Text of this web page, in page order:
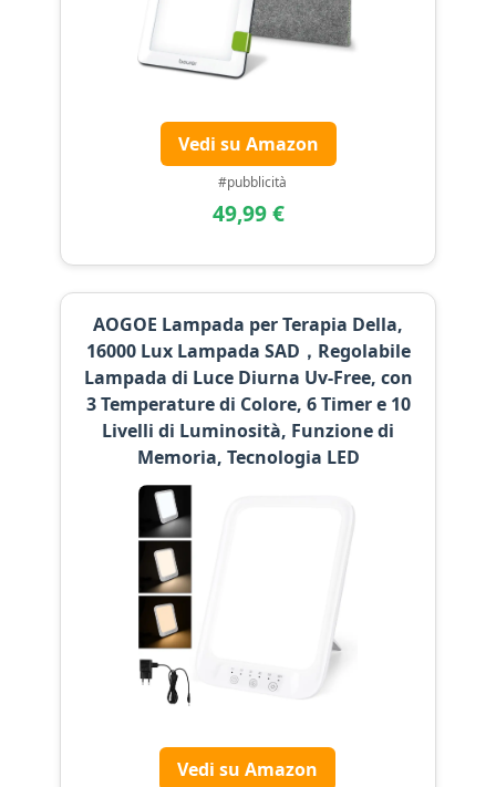
Vedi su Amazon
#pubblicità
49,99 €
AOGOE Lampada per Terapia Della,
16000 Lux Lampada SAD，Regolabile
Lampada di Luce Diurna Uv-Free, con
3 Temperature di Colore, 6 Timer e 10
Livelli di Luminosità, Funzione di
Memoria, Tecnologia LED
Vedi su Amazon